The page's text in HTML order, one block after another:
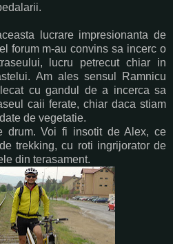
lucrare impresionanta de
forum m-au convins sa incerc o
lucru petrecut chiar in
Am ales sensul Ramnicu
cu gandul de a incerca sa
caii ferate, chiar daca stiam
de vegetatie.
drum. Voi fi insotit de Alex, ce
trekking, cu roti ingrijorator de
din terasament.